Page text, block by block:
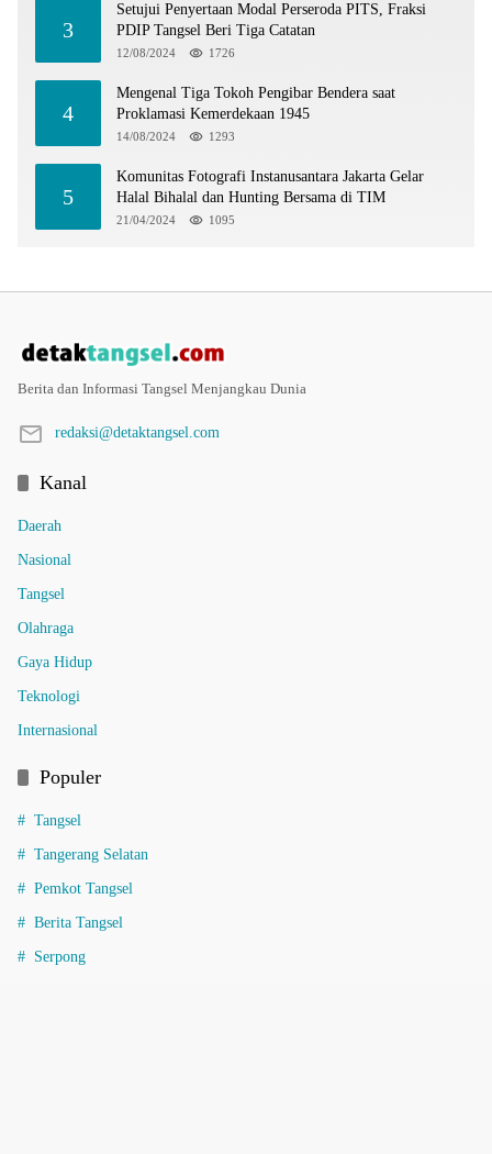
3
Setujui Penyertaan Modal Perseroda PITS, Fraksi
PDIP Tangsel Beri Tiga Catatan
12/08/2024 1726
4
Mengenal Tiga Tokoh Pengibar Bendera saat
Proklamasi Kemerdekaan 1945
14/08/2024 1293
5
Komunitas Fotografi Instanusantara Jakarta Gelar
Halal Bihalal dan Hunting Bersama di TIM
21/04/2024 1095
Berita dan Informasi Tangsel Menjangkau Dunia
redaksi@detaktangsel.com
Kanal
Daerah
Nasional
Tangsel
Olahraga
Gaya Hidup
Teknologi
Internasional
Populer
Tangsel
Tangerang Selatan
Pemkot Tangsel
Berita Tangsel
Serpong